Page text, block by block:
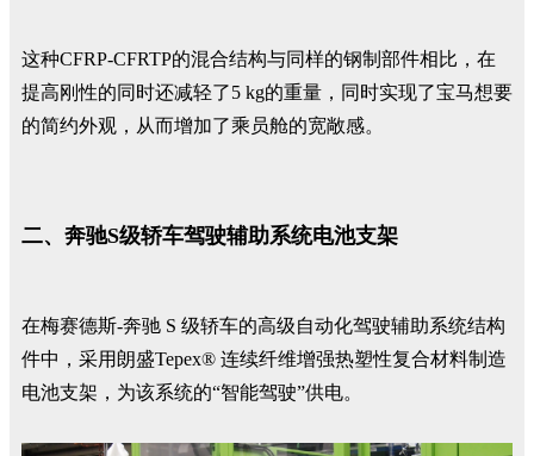
这种CFRP-CFRTP的混合结构与同样的钢制部件相比，在
提高刚性的同时还减轻了5 kg的重量，同时实现了宝马想要
的简约外观，从而增加了乘员舱的宽敞感。
二、奔驰S级轿车驾驶辅助系统电池支架
在梅赛德斯-奔驰 S 级轿车的高级自动化驾驶辅助系统结构
件中，采用朗盛Tepex® 连续纤维增强热塑性复合材料制造
电池支架，为该系统的“智能驾驶”供电。